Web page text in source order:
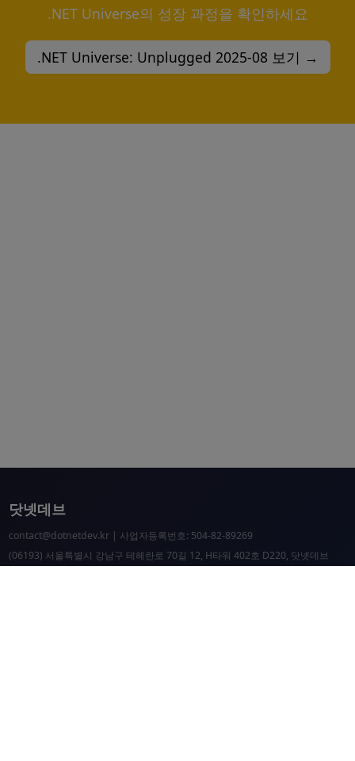
.NET Universe의 성장 과정을 확인하세요
.NET Universe: Unplugged 2025-08 보기 →
닷넷데브
contact@dotnetdev.kr| 사업자등록번호: 504-82-89269
(06193) 서울특별시 강남구 테헤란로 70길 12, H타워 402호 D220, 닷넷데브